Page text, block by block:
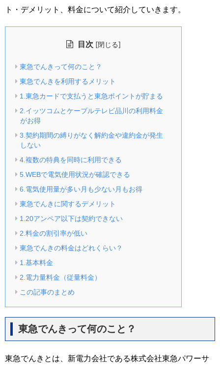
ト・デメリット、料金について紹介していきます。
目次 [閉じる]
東急でんきって何のこと？
東急でんきを利用するメリット
1.東急カードで支払うと東急ポイントが貯まる
2.イッツコムとケーブルテレビ品川の利用料金
がお得
3.契約期間の縛りがなく解約金や違約金が発生
しない
4.複数の特典を同時に利用できる
5.WEBで電気使用状況が確認できる
6.電気使用量が多い月も少ない月もお得
東急でんきに関するデメリット
1.20アンペア以下は契約できない
2.料金の割引率が低い
東急でんきの料金はどれくらい？
1.基本料金
2.電力量料金（従量料金）
この記事のまとめ
東急でんきって何のこと？
東急でんきとは、新電力会社である株式会社東急パワーサ